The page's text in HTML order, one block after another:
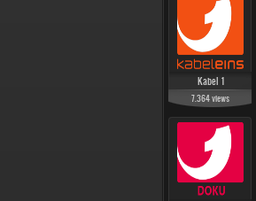
Kabel 1
7.364views